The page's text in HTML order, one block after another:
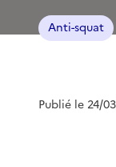
Anti-squat
Publié le 24/